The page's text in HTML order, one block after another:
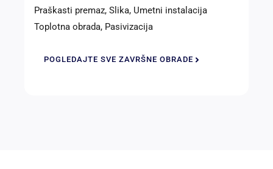
Praškasti premaz, Slika, Umetni instalacija
Toplotna obrada, Pasivizacija
POGLEDAJTE SVE ZAVRŠNE OBRADE